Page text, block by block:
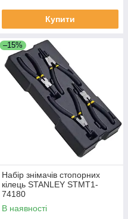
Купити
–15%
Набір знімачів стопорних
кілець STANLEY STMT1-
74180
В наявності